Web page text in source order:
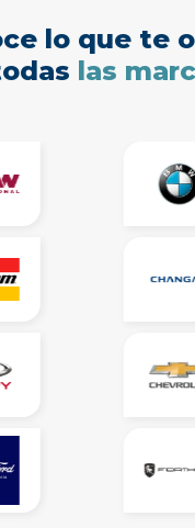
lo que te
las